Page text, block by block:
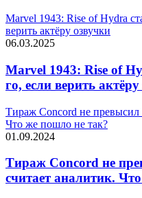
Marvel 1943: Rise of Hydra
верить актёру озвучки
06.03.2025
Marvel 1943: Rise of
го, если верить
Тираж Concord не превысил
Что же пошло не так?
01.09.2024
Тираж Concord не
считает аналитик.